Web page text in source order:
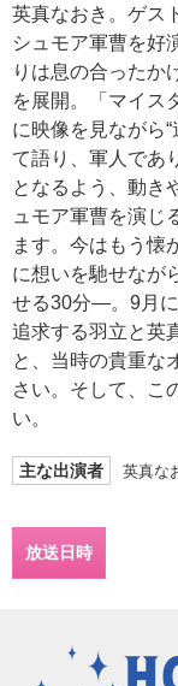
英真なおき。ゲス
シュモア軍曹を好
りは息の合ったか
を展開。「マイス
に映像を見ながら
て語り、軍人であ
となるよう、動き
ュモア軍曹を演じ
ます。今はもう懐
に想いを馳せなが
せる30分―。9月
追求する羽立と英
と、当時の貴重な
さい。そして、こ
い。
主な出演者 英真な
放送日時